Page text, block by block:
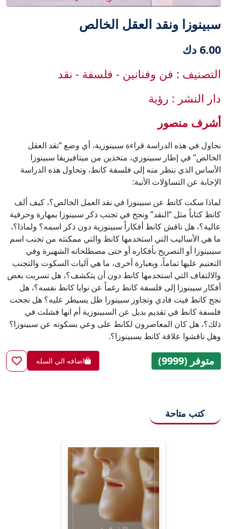
سبينوزا ونقد العقل الخالص
6.00 دك
التصنيف : فن وفنانين - فلسفة - نقد
دار النشر : رؤية
أشرف منصور
نحاول في هذه الدراسة قراءة سبينوزية، أي وضع “نقد العقل
الخالص” في إطار سبينوزي، متخذين من ميتافيزيقا سبينوزا
الأساس الذي ننظر منه إلى فلسفة كانط، وتحاول هذه الدراسة
الإجابة عن التساؤلات الأتية:
لماذا سكت كانط عن سبينوزا في نقد العمل الخالص؟، كيف ألف
كانط كتاباً مثل “النقد” ونجح في تجنب ذكر سبينوزا بمهارة وحرفية
عالية؟، هل ناقش كانط أفكاراً سبينوزية دون ذكر اسمه؟ ولماذا؟،
ما هي الأساليب التي استخدمها كانط والتي ممكنته من تجنب اسم
سيبينوزا أو التصريح بأفكاره أو حتى مصطلحاته الشهيرة وفي
التعتيم عليها تماماً، وبعبارة أخرى، ما هي آليات السكوت والتجنب
والالتفاف التي استخدمها كانط دون أن يتكشف؟، هل تسربت بعض
أفكار سيبنوزا إلى فلسفة كانط رغماً عن نوايا كانط نفسه؟، هل
نجح كانط فيت فادي وتجاوز سبينوزا ظل يسيطر عليه؟ هل نجحت
فلسفة كانط في تقديم بديل عن السبينوزية أم انها فشلت في
ذلك؟، هل كان المعاصرون لكانط على وعي بسكوته عن سبينوزا؟
وهل ناقشوا علاقة كانط بسبينوزا؟.
متوفر (9999) اضافه الي السله
كتب متاحة